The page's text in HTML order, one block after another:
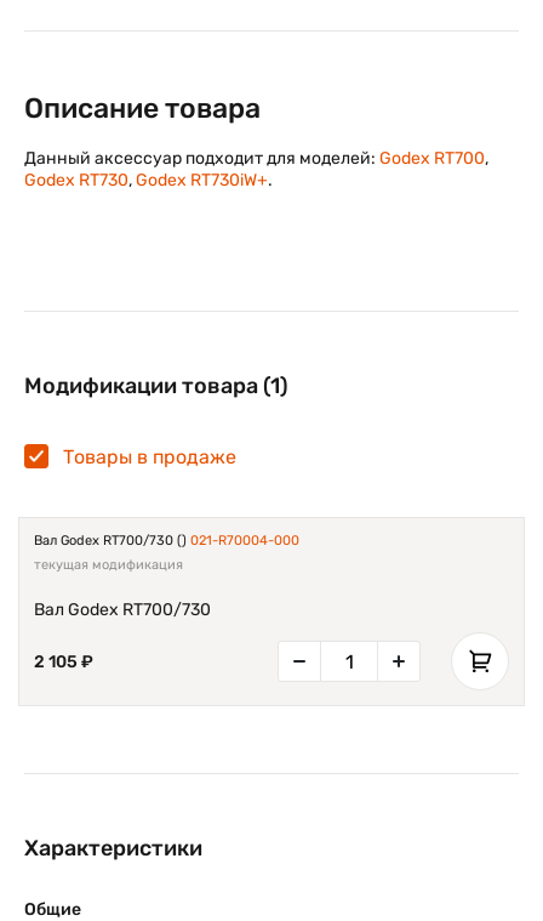
Описание товара
Данный аксессуар подходит для моделей: Godex RT700,
Godex RT730,Godex RT730iW+.
Модификации товара (1)
Товары в продаже
Вал Godex RT700/730 () 021-R70004-000
текущая модификация
Вал Godex RT700/730
2 105 ₽
Характеристики
Общие